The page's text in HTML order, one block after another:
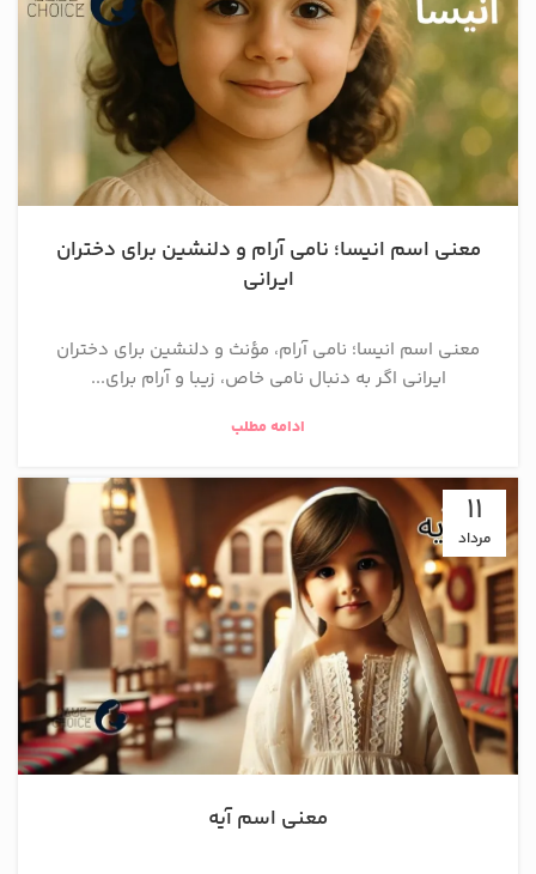
معنی اسم انیسا؛ نامی آرام و دلنشین برای دختران
ایرانی
معنی اسم انیسا؛ نامی آرام، مؤنث و دلنشین برای دختران
ایرانی اگر به دنبال نامی خاص، زیبا و آرام برای...
ادامه مطلب
11
مرداد
معنی اسم آیه